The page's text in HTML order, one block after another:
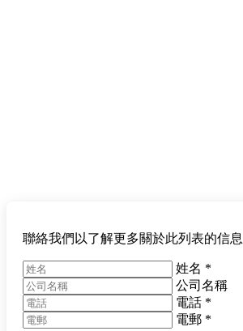
聯絡我們以了解更多關於此列表的信息
姓名 *
公司名稱
電話 *
電郵 *